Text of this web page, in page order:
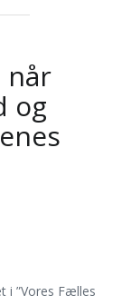
når
og
i ”Vores Fælles